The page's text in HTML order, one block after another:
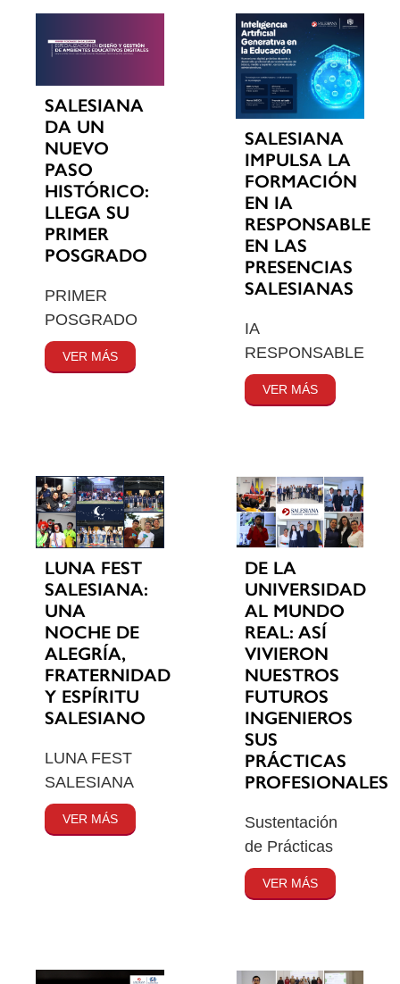
SALESIANA
DA UN
NUEVO
PASO
HISTÓRICO:
LLEGA SU
PRIMER
POSGRADO
PRIMER
POSGRADO
VER MÁS
SALESIANA
IMPULSA LA
FORMACIÓN
EN IA
RESPONSABLE
EN LAS
PRESENCIAS
SALESIANAS
IA
RESPONSABLE
VER MÁS
LUNA FEST
SALESIANA:
UNA
NOCHE DE
ALEGRÍA,
FRATERNIDAD
Y ESPÍRITU
SALESIANO
LUNA FEST
SALESIANA
VER MÁS
DE LA
UNIVERSIDAD
AL MUNDO
REAL: ASÍ
VIVIERON
NUESTROS
FUTUROS
INGENIEROS
SUS
PRÁCTICAS
PROFESIONALES
Sustentación
de Prácticas
VER MÁS